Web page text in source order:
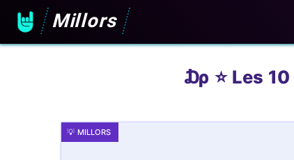
Millors
₯ ⭐️ Les 10